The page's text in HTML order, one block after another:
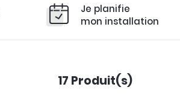
Je sélectionne ma borne de recharge et
prends rendez-vous en ligne.
Je planifie
mon installation
17 Produit(s)